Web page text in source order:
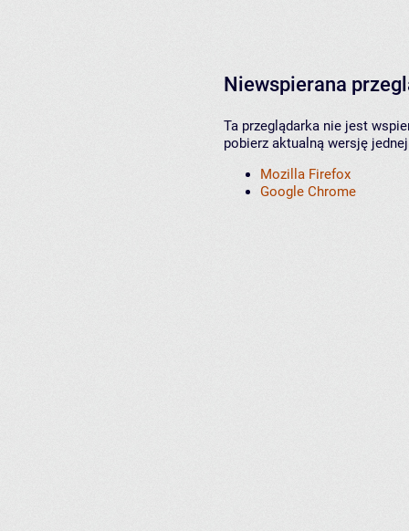
Niewspierana
Ta przeglądarka nie jest
pobierz aktualną wersję
Mozilla Firefox
Google Chrome